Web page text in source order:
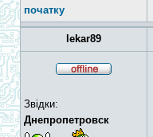
початку
lekar89
Звідки:
Днепропетровск